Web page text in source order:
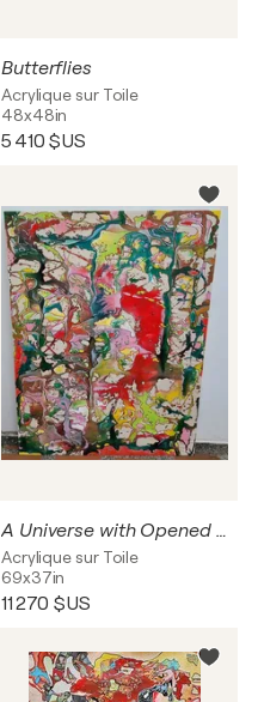
Butterflies
Acrylique sur Toile
48x48in
5 410 $US
A Universe with Opened Windows
Acrylique sur Toile
69x37in
11 270 $US